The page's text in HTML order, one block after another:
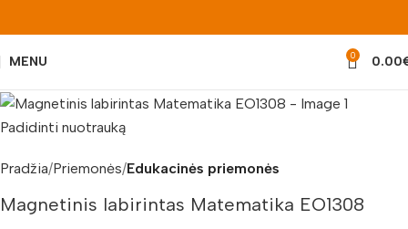
MENU 0 0.00
Padidinti nuotrauką
Pradžia Priemonės Edukacinės priemonės
Magnetinis labirintas Matematika EO1308